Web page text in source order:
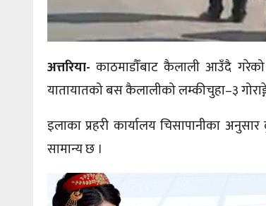
अत्तरिया- काठमाडौँबाट कैलाली आउँदै
यातायातको बस कैलालीको लम्कीचुहा–३
इलाका प्रहरी कार्यालय चिसापानीका
सामान्य छ ।